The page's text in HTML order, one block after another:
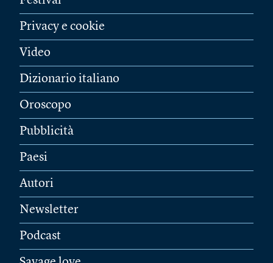
Privacy e cookie
Video
Dizionario italiano
Oroscopo
Pubblicità
Paesi
Autori
Newsletter
Podcast